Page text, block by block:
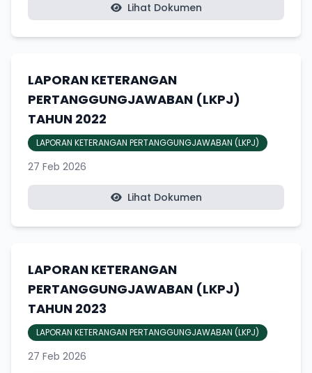
Lihat Dokumen
LAPORAN KETERANGAN
PERTANGGUNGJAWABAN (LKPJ)
TAHUN 2022
LAPORAN KETERANGAN PERTANGGUNGJAWABAN (LKPJ)
27 Feb 2026
Lihat Dokumen
LAPORAN KETERANGAN
PERTANGGUNGJAWABAN (LKPJ)
TAHUN 2023
LAPORAN KETERANGAN PERTANGGUNGJAWABAN (LKPJ)
27 Feb 2026